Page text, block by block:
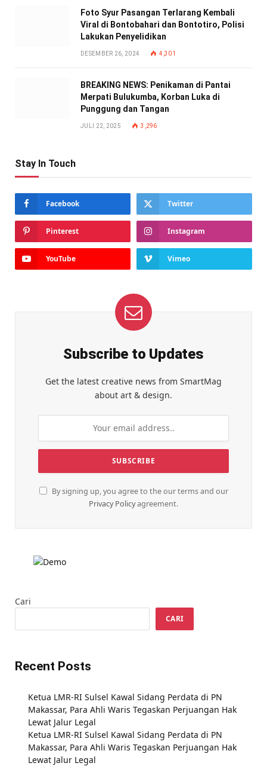
Foto Syur Pasangan Terlarang Kembali
Viral di Bontobahari dan Bontotiro, Polisi
Lakukan Penyelidikan
DESEMBER 26, 2024 4,301
BREAKING NEWS: Penikaman di Pantai
Merpati Bulukumba, Korban Luka di
Punggung dan Tangan
JULI 22, 2025 3,296
Stay In Touch
Facebook Twitter
Pinterest Instagram
YouTube Vimeo
Subscribe to Updates
Get the latest creative news from SmartMag
about art & design.
By signing up, you agree to the our terms and our
Privacy Policyagreement.
Cari
CARI
Recent Posts
Ketua LMR-RI Sulsel Kawal Sidang Perdata di PN
Makassar, Para Ahli Waris Tegaskan Perjuangan Hak
Lewat Jalur Legal
Ketua LMR-RI Sulsel Kawal Sidang Perdata di PN
Makassar, Para Ahli Waris Tegaskan Perjuangan Hak
Lewat Jalur Legal